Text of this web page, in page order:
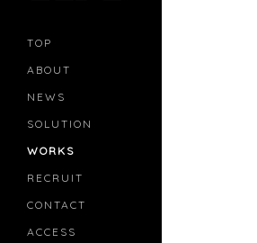
TOP
ABOUT
NEWS
SOLUTION
WORKS
RECRUIT
CONTACT
ACCESS
MOVIE MARKETING
INFLUENCERS MARKETING